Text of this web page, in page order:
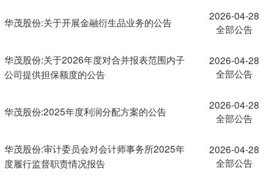
华茂股份:关于开展金融衍生品业务的公告
2026-04-28
全部公告
华茂股份:关于2026年度对合并报表范围内子
公司提供担保额度的公告
2026-04-28
全部公告
华茂股份:2025年度利润分配方案的公告
2026-04-28
全部公告
华茂股份:审计委员会对会计师事务所2025年
度履行监督职责情况报告
2026-04-28
全部公告